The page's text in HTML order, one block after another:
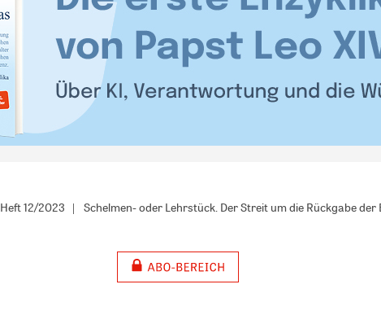
Heft 12/2023 Schelmen- oder Lehrstück. Der Streit um die Rückgabe der